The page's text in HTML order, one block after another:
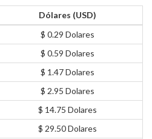
Dólares (USD)
$ 0.29 Dolares
$ 0.59 Dolares
$ 1.47 Dolares
$ 2.95 Dolares
$ 14.75 Dolares
$ 29.50 Dolares